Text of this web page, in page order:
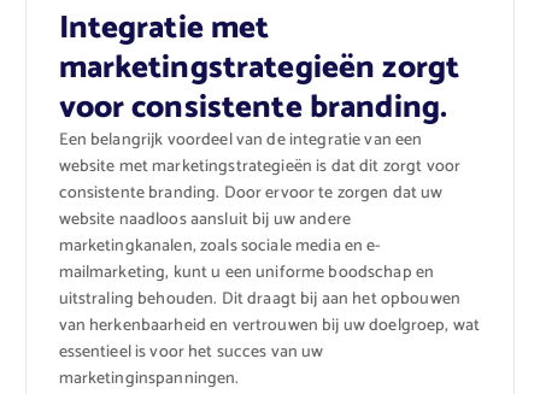
Integratie met
marketingstrategieën zorgt
voor consistente branding.
Een belangrijk voordeel van de integratie van een
website met marketingstrategieën is dat dit zorgt voor
consistente branding. Door ervoor te zorgen dat uw
website naadloos aansluit bij uw andere
marketingkanalen, zoals sociale media en e-
mailmarketing, kunt u een uniforme boodschap en
uitstraling behouden. Dit draagt bij aan het opbouwen
van herkenbaarheid en vertrouwen bij uw doelgroep, wat
essentieel is voor het succes van uw
marketinginspanningen.